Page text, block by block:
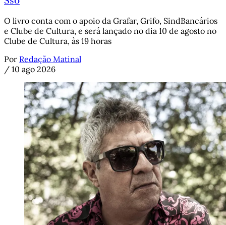
O livro conta com o apoio da Grafar, Grifo, SindBancários
e Clube de Cultura, e será lançado no dia 10 de agosto no
Clube de Cultura, às 19 horas
Por Redação Matinal
/ 10 ago 2026